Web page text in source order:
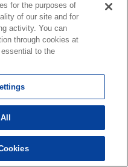
for the purposes of
of our site and for
activity. You can
through cookies at
to the